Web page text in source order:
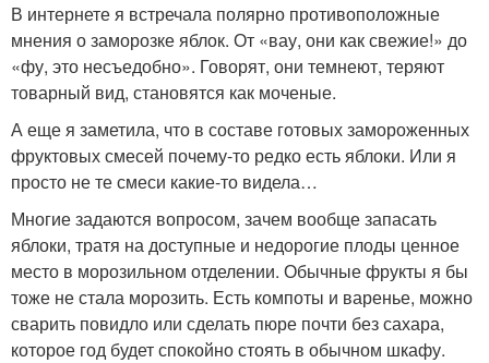
В интернете я встречала полярно противоположные
мнения о заморозке яблок. От «вау, они как свежие!» до
«фу, это несъедобно». Говорят, они темнеют, теряют
товарный вид, становятся как моченые.
А еще я заметила, что в составе готовых замороженных
фруктовых смесей почему-то редко есть яблоки. Или я
просто не те смеси какие-то видела…
Многие задаются вопросом, зачем вообще запасать
яблоки, тратя на доступные и недорогие плоды ценное
место в морозильном отделении. Обычные фрукты я бы
тоже не стала морозить. Есть компоты и варенье, можно
сварить повидло или сделать пюре почти без сахара,
которое год будет спокойно стоять в обычном шкафу.